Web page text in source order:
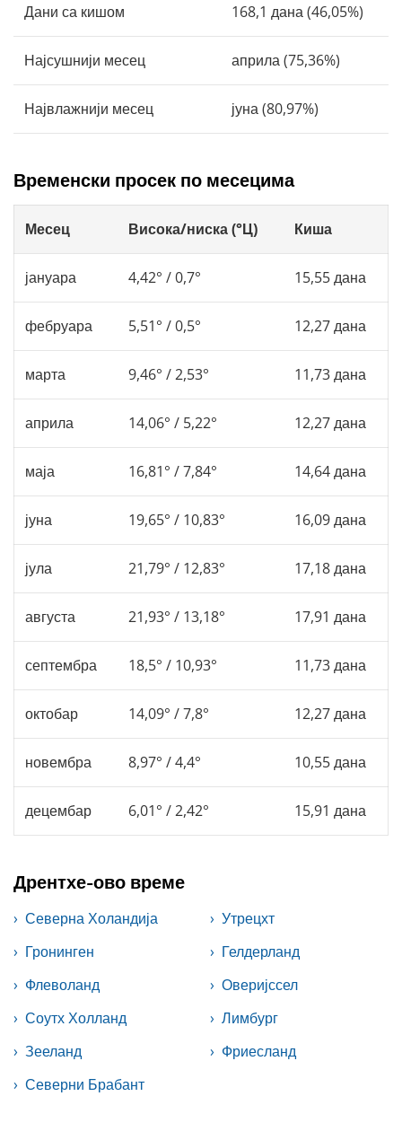
Дани са кишом 168,1 дана (46,05%)
Најсушнији месец априла (75,36%)
Највлажнији месец јуна (80,97%)
Временски просек по месецима
Месец Висока/ниска (°Ц) Киша
јануара 4,42° / 0,7° 15,55 дана
фебруара 5,51° / 0,5° 12,27 дана
марта 9,46° / 2,53° 11,73 дана
априла 14,06° / 5,22° 12,27 дана
маја 16,81° / 7,84° 14,64 дана
јуна 19,65° / 10,83° 16,09 дана
јула 21,79° / 12,83° 17,18 дана
августа 21,93° / 13,18° 17,91 дана
септембра 18,5° / 10,93° 11,73 дана
октобар 14,09° / 7,8° 12,27 дана
новембра 8,97° / 4,4° 10,55 дана
децембар 6,01° / 2,42° 15,91 дана
Дрентхе-ово време
Северна Холандија
Утрецхт
Гронинген
Гелдерланд
Флеволанд
Оверијссел
Соутх Холланд
Лимбург
Зееланд
Фриесланд
Северни Брабант